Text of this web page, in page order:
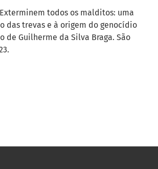
Exterminem todos os malditos: uma
das trevas e à origem do genocídio
de Guilherme da Silva Braga. São